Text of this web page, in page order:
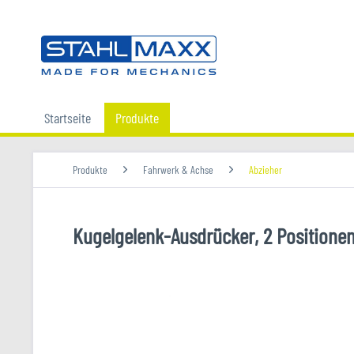
Startseite Produkte
Produkte Fahrwerk & Achse Abzieher
Kugelgelenk-Ausdrücker, 2